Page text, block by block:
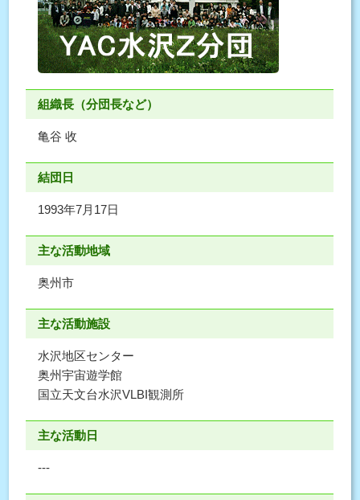
組織長（分団長など）
亀谷 收
結団日
1993年7月17日
主な活動地域
奥州市
主な活動施設
水沢地区センター
奥州宇宙遊学館
国立天文台水沢VLBI観測所
主な活動日
---